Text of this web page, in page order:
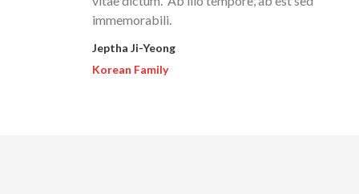
immemorabili.
Jeptha Ji-Yeong
Korean Family